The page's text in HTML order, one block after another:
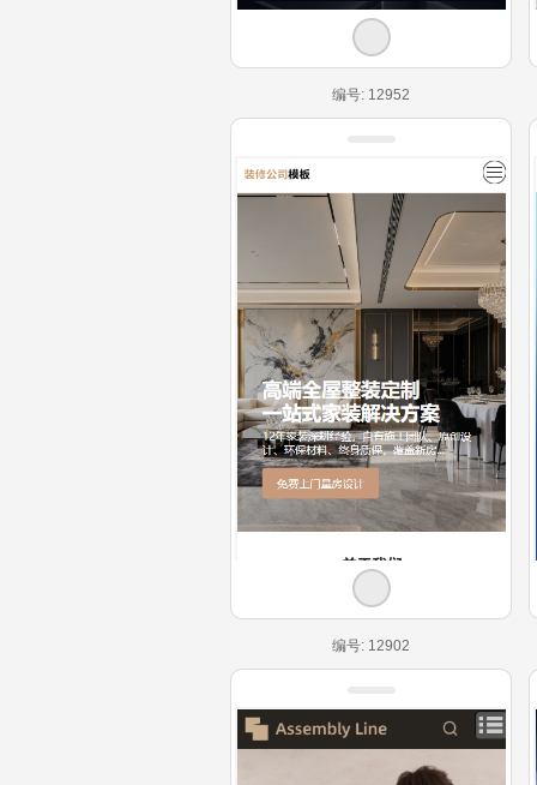
编号: 12952
编号: 12902